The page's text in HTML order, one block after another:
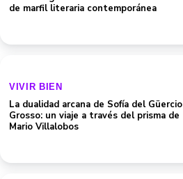
de marfil literaria contemporánea
VIVIR BIEN
La dualidad arcana de Sofía del Güercio
Grosso: un viaje a través del prisma de
Mario Villalobos